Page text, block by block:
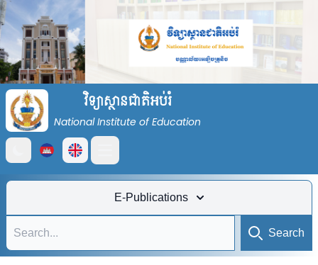
វិទ្យាស្ថានជាតិអប់រំ
National Institute of Education
Open main menu
E-Publications
Search